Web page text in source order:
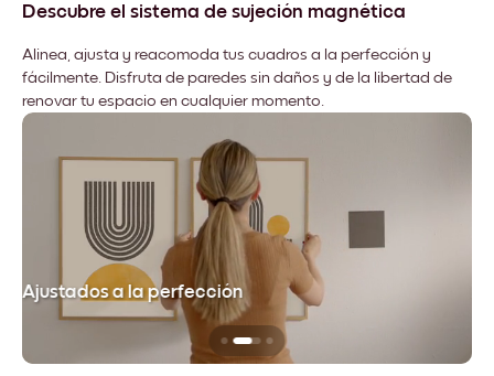
Descubre el sistema de sujeción magnética
Alinea, ajusta y reacomoda tus cuadros a la perfección y
fácilmente. Disfruta de paredes sin daños y de la libertad de
renovar tu espacio en cualquier momento.
Ajustados a la perfección